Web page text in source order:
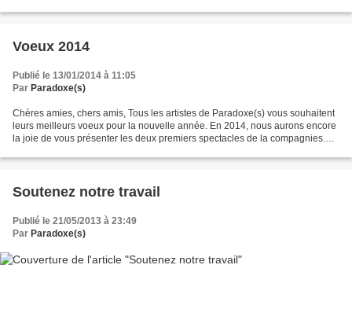
Voeux 2014
Publié le 13/01/2014 à 11:05
Par Paradoxe(s)
Chères amies, chers amis, Tous les artistes de Paradoxe(s) vous souhaitent
leurs meilleurs voeux pour la nouvelle année. En 2014, nous aurons encore
la joie de vous présenter les deux premiers spectacles de la compagnies.
Soutenez notre travail
Publié le 21/05/2013 à 23:49
Par Paradoxe(s)